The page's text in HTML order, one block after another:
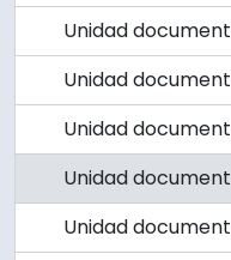
Unidad
Unidad
Unidad
Unidad
Unidad